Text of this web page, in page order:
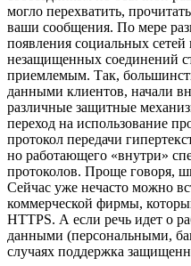
могло перехватить,
ваши сообщения. По мере
появления социальных
незащищенных соединений
приемлемым. Так,
данными клиентов, начали
различные защитные
переход на использование
протокол передачи
но работающего «внутри»
протоколов. Проще говоря,
Сейчас уже нечасто можно
коммерческой фирмы,
HTTPS. А если речь идет о
данными (персональными,
случаях поддержка